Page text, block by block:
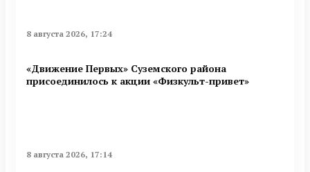
8 августа 2026, 17:24
«Движение Первых» Суземского района
присоединилось к акции «Физкульт-привет»
8 августа 2026, 17:14